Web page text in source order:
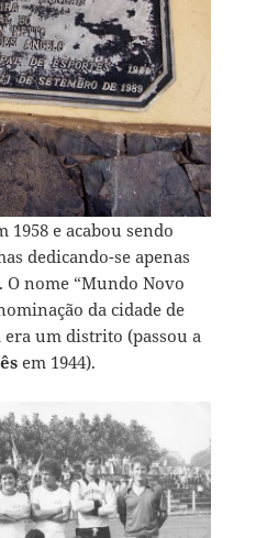
e acabou sendo
dedicando-se apenas
O nome “Mundo Novo
da cidade de
um distrito (passou a
em 1944).